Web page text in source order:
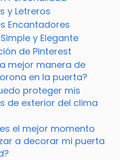
y Letreros
Encantadores
y Elegante
de Pinterest
mejor manera de
en la puerta?
proteger mis
de exterior del clima
el mejor momento
a decorar mi puerta